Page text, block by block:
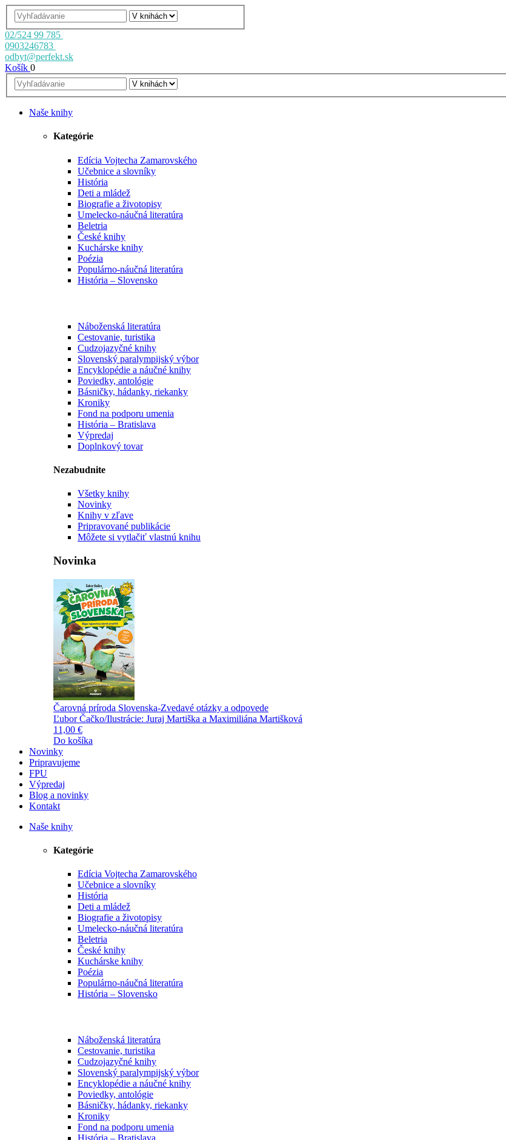
02/524 99 785
0903246783
odbyt@perfekt.sk
Košík 0
Naše knihy
Kategórie
Edícia Vojtecha Zamarovského
Učebnice a slovníky
História
Deti a mládež
Biografie a životopisy
Umelecko-náučná literatúra
Beletria
České knihy
Kuchárske knihy
Poézia
Populárno-náučná literatúra
História – Slovensko
Náboženská literatúra
Cestovanie, turistika
Cudzojazyčné knihy
Slovenský paralympijský výbor
Encyklopédie a náučné knihy
Poviedky, antológie
Básničky, hádanky, riekanky
Kroniky
Fond na podporu umenia
História – Bratislava
Výpredaj
Doplnkový tovar
Nezabudnite
Všetky knihy
Novinky
Knihy v zľave
Pripravované publikácie
Môžete si vytlačiť vlastnú knihu
Novinka
Čarovná príroda Slovenska-Zvedavé otázky a odpovede
Ľubor Čačko/Ilustrácie: Juraj Martiška a Maximiliána Martišková
11,00 €
Do košíka
Novinky
Pripravujeme
FPU
Výpredaj
Blog a novinky
Kontakt
Naše knihy
Kategórie
Edícia Vojtecha Zamarovského
Učebnice a slovníky
História
Deti a mládež
Biografie a životopisy
Umelecko-náučná literatúra
Beletria
České knihy
Kuchárske knihy
Poézia
Populárno-náučná literatúra
História – Slovensko
Náboženská literatúra
Cestovanie, turistika
Cudzojazyčné knihy
Slovenský paralympijský výbor
Encyklopédie a náučné knihy
Poviedky, antológie
Básničky, hádanky, riekanky
Kroniky
Fond na podporu umenia